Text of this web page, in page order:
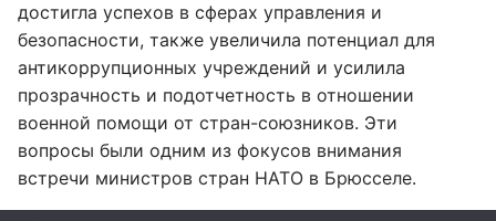
достигла успехов в сферах управления и
безопасности, также увеличила потенциал для
антикоррупционных учреждений и усилила
прозрачность и подотчетность в отношении
военной помощи от стран-союзников. Эти
вопросы были одним из фокусов внимания
встречи министров стран НАТО в Брюсселе.